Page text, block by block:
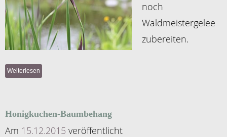
noch
Waldmeistergelee
zubereiten.
Weiterlesen
Honigkuchen-Baumbehang
Am 15.12.2015 veröffentlicht